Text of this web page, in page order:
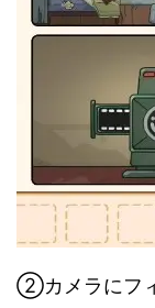
②カメラにフィ